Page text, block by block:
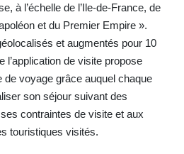
à l’échelle de l’Ile-de-France, de
et du Premier Empire ».
et augmentés pour 10
l’application de visite propose
de voyage grâce auquel chaque
son séjour suivant des
contraintes de visite et aux
touristiques visités.